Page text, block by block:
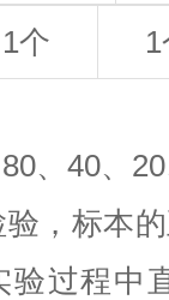
1个
、40、
，标本
过程中